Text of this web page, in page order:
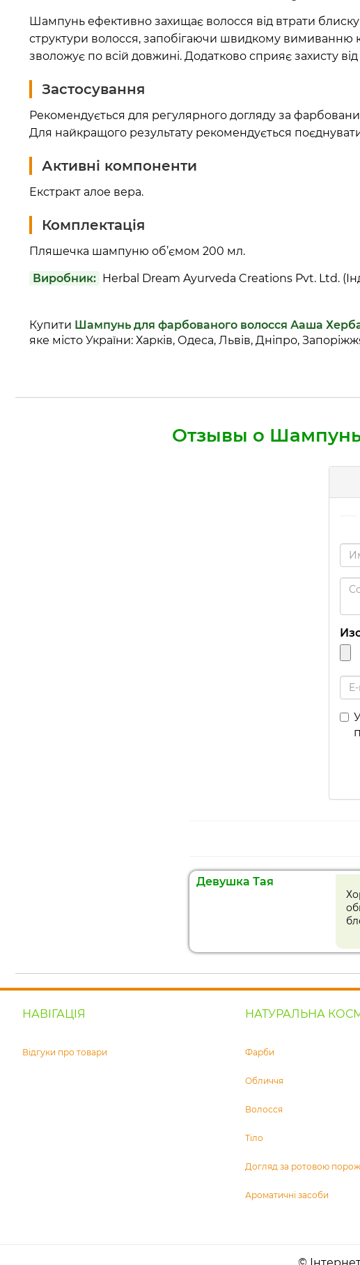
Шампунь ефективно захищає волосся від втрати блиску
структури волосся, запобігаючи швидкому вимиванню
зволожує по всій довжині. Додатково сприяє захисту
Застосування
Рекомендується для регулярного догляду за
Для найкращого результату рекомендується
Активні компоненти
Екстракт алое вера.
Комплектація
Пляшечка шампуню об’ємом 200 мл.
Виробник: Herbal Dream Ayurveda Creations Pvt. Ltd.
Купити Шампунь для фарбованого волосся Ааша
яке місто України: Харків, Одеса, Львів, Дніпро,
Отзывы о
Девушка Тая
НАВІГАЦІЯ
Відгуки про товари
НАТУРАЛЬНА
Фарби
Обличчя
Волосся
Тіло
Догляд за ротовою
Ароматичні засоби